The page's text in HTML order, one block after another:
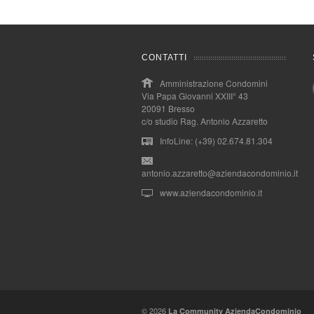
CONTATTI
Amministrazione Condomini
Via Papa Giovanni XXIII° 43
20091 Bresso
c/o studio Rag. Antonio Azzaretto
InfoLine: (+39) 02.674.81.304
antonio.azzaretto@aziendacondominio.it
www.aziendacondominio.it
© 2026 La Community AziendaCondominio